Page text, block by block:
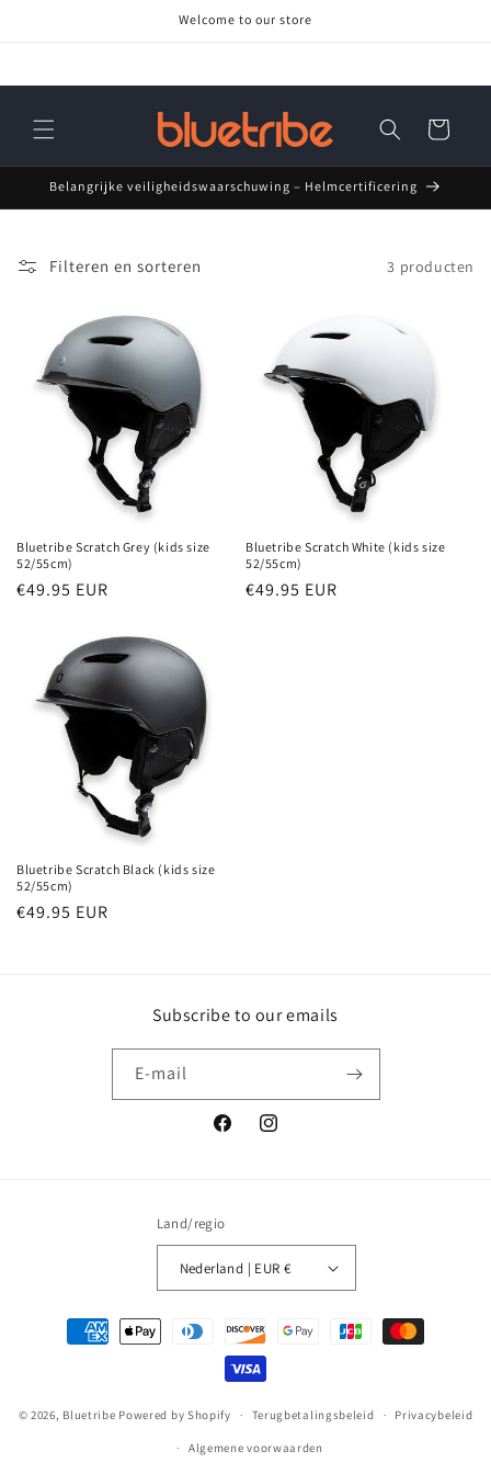
Welcome to our store
Winkelwagen
Belangrijke veiligheidswaarschuwing – Helmcertificering
Filteren en sorteren 3 producten
Bluetribe Scratch Grey (kids size
52/55cm)
Normale
€49.95 EUR
Bluetribe Scratch White (kids size
52/55cm)
Normale
€49.95 EUR
Bluetribe Scratch Black (kids size
52/55cm)
Normale
€49.95 EUR
Subscribe to our emails
E‑mail
FacebookInstagram
Land/regio
Nederland | EUR €
Betaalmethoden
© 2026, Bluetribe Powered by Shopify Terugbetalingsbeleid Privacybeleid
Algemene voorwaarden